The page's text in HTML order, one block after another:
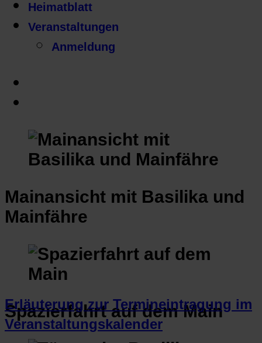
Heimatblatt
Veranstaltungen
Anmeldung
Mainansicht mit Basilika und
Mainfähre
Spazierfahrt auf dem Main
Erläuterung zur Termineintragung im
Veranstaltungskalender